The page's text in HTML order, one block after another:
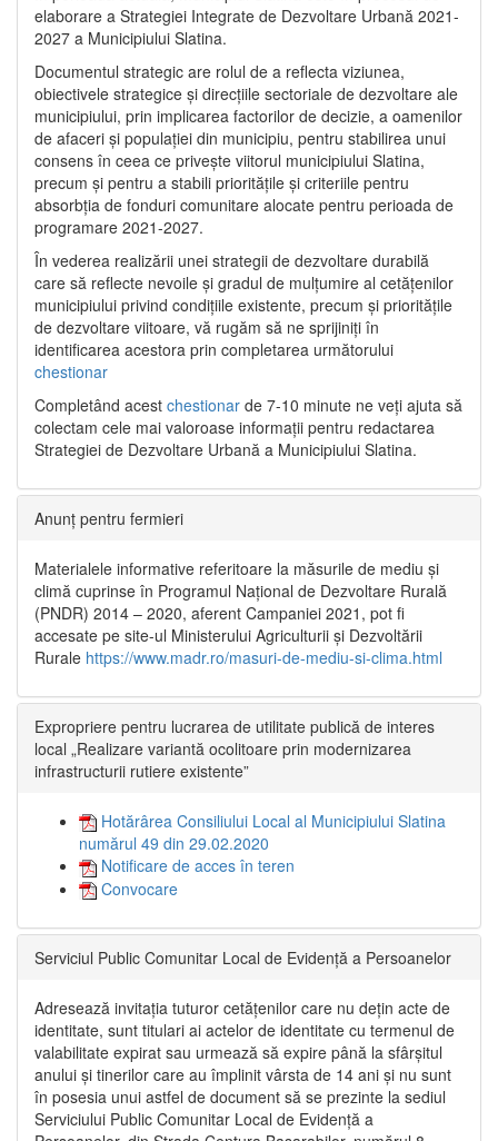
elaborare a Strategiei Integrate de Dezvoltare Urbană 2021‐
2027 a Municipiului Slatina.
Documentul strategic are rolul de a reflecta viziunea,
obiectivele strategice și direcțiile sectoriale de dezvoltare ale
municipiului, prin implicarea factorilor de decizie, a oamenilor
de afaceri și populației din municipiu, pentru stabilirea unui
consens în ceea ce privește viitorul municipiului Slatina,
precum și pentru a stabili prioritățile și criteriile pentru
absorbția de fonduri comunitare alocate pentru perioada de
programare 2021-2027.
În vederea realizării unei strategii de dezvoltare durabilă
care să reflecte nevoile și gradul de mulțumire al cetățenilor
municipiului privind condițiile existente, precum și prioritățile
de dezvoltare viitoare, vă rugăm să ne sprijiniți în
identificarea acestora prin completarea următorului
chestionar
Completând acest chestionar de 7-10 minute ne veți ajuta să
colectam cele mai valoroase informații pentru redactarea
Strategiei de Dezvoltare Urbană a Municipiului Slatina.
Anunț pentru fermieri
Materialele informative referitoare la măsurile de mediu și
climă cuprinse în Programul Național de Dezvoltare Rurală
(PNDR) 2014 – 2020, aferent Campaniei 2021, pot fi
accesate pe site-ul Ministerului Agriculturii și Dezvoltării
Rurale https://www.madr.ro/masuri-de-mediu-si-clima.html
Expropriere pentru lucrarea de utilitate publică de interes
local „Realizare variantă ocolitoare prin modernizarea
infrastructurii rutiere existente”
Hotărârea Consiliului Local al Municipiului Slatina
numărul 49 din 29.02.2020
Notificare de acces în teren
Convocare
Serviciul Public Comunitar Local de Evidență a Persoanelor
Adresează invitația tuturor cetățenilor care nu dețin acte de
identitate, sunt titulari ai actelor de identitate cu termenul de
valabilitate expirat sau urmează să expire până la sfârșitul
anului și tinerilor care au împlinit vârsta de 14 ani și nu sunt
în posesia unui astfel de document să se prezinte la sediul
Serviciului Public Comunitar Local de Evidență a